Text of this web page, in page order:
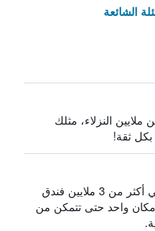
الشائعة
النزلاء، مثلك
بكل ثقة!
يبحث HotelsCombined في أكثر من 3 ملايين فندق
واحد حتى تتمكن من